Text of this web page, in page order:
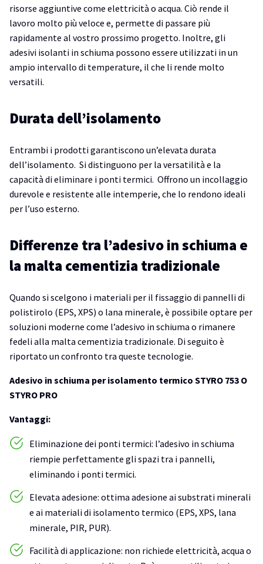
risorse aggiuntive come elettricità o acqua. Ciò rende il
lavoro molto più veloce e, permette di passare più
rapidamente al vostro prossimo progetto. Inoltre, gli
adesivi isolanti in schiuma possono essere utilizzati in un
ampio intervallo di temperature, il che li rende molto
versatili.
Durata dell’isolamento
Entrambi i prodotti garantiscono un’elevata durata
dell’isolamento. Si distinguono per la versatilità e la
capacità di eliminare i ponti termici. Offrono un incollaggio
durevole e resistente alle intemperie, che lo rendono ideali
per l’uso esterno.
Differenze tra l’adesivo in schiuma e
la malta cementizia tradizionale
Quando si scelgono i materiali per il fissaggio di pannelli di
polistirolo (EPS, XPS) o lana minerale, è possibile optare per
soluzioni moderne come l’adesivo in schiuma o rimanere
fedeli alla malta cementizia tradizionale. Di seguito è
riportato un confronto tra queste tecnologie.
Adesivo in schiuma per isolamento termico STYRO 753 O
STYRO PRO
Vantaggi:
Eliminazione dei ponti termici: l’adesivo in schiuma
riempie perfettamente gli spazi tra i pannelli,
eliminando i ponti termici.
Elevata adesione: ottima adesione ai substrati minerali
e ai materiali di isolamento termico (EPS, XPS, lana
minerale, PIR, PUR).
Facilità di applicazione: non richiede elettricità, acqua o